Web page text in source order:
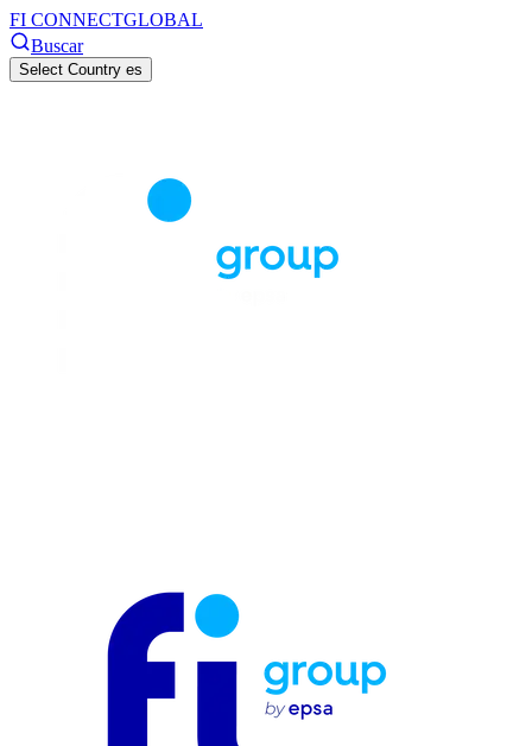
FI CONNECTGLOBAL
Buscar
Select Country es